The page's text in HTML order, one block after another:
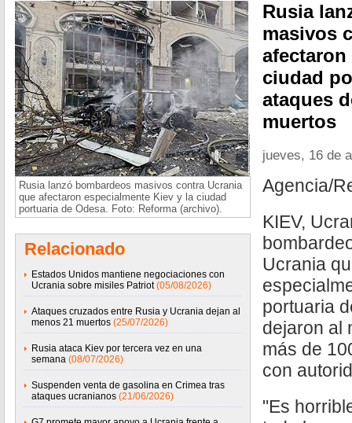
Rusia lanzó bombardeos masivos contra Ucrania
que afectaron especialmente Kiev y la ciudad
portuaria de Odesa. Foto: Reforma (archivo).
Relacionado
Estados Unidos mantiene negociaciones con
Ucrania sobre misiles Patriot (05/08/2026)
Ataques cruzados entre Rusia y Ucrania dejan al
menos 21 muertos (25/07/2026)
Rusia ataca Kiev por tercera vez en una
semana (08/07/2026)
Suspenden venta de gasolina en Crimea tras
ataques ucranianos (21/06/2026)
Rusia
masivos
afectaron
ciudad
ataques
muertos
jueves, 16 de
Agencia/
KIEV,
Ucrania
portuaria
dejaron al
más de
con
"Es